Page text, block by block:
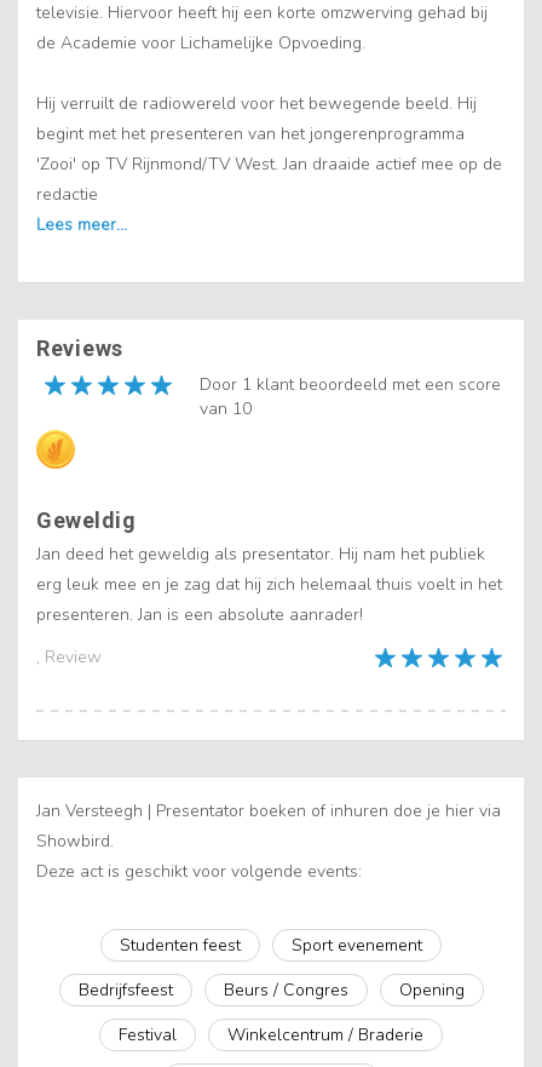
televisie. Hiervoor heeft hij een korte omzwerving gehad bij
de Academie voor Lichamelijke Opvoeding.
Hij verruilt de radiowereld voor het bewegende beeld. Hij
begint met het presenteren van het jongerenprogramma
'Zooi' op TV Rijnmond/TV West. Jan draaide actief mee op de
redactie
Reviews
Door 1 klant beoordeeld met een score
van 10
, Review
Geweldig
Jan deed het geweldig als presentator. Hij nam het publiek
erg leuk mee en je zag dat hij zich helemaal thuis voelt in het
presenteren. Jan is een absolute aanrader!
Jan Versteegh | Presentator boeken of inhuren doe je hier via
Showbird.
Deze act is geschikt voor volgende events:
Studenten feest
Sport evenement
Bedrijfsfeest
Beurs / Congres
Opening
Festival
Winkelcentrum / Braderie